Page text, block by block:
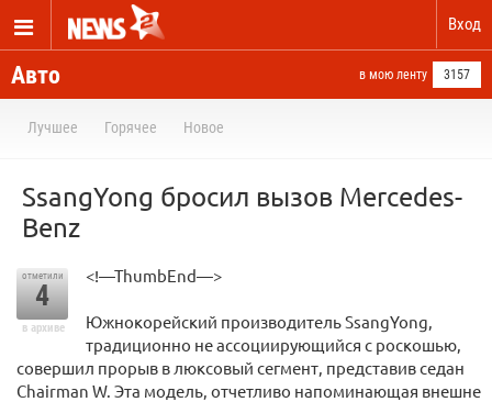
Вход
Авто в мою ленту 3157
Лучшее Горячее Новое
SsangYong бросил вызов Mercedes-
Benz
отметили
4
в архиве
<!—ThumbEnd—>
Южнокорейский производитель SsangYong,
традиционно не ассоциирующийся с роскошью,
совершил прорыв в люксовый сегмент, представив седан
Chairman W. Эта модель, отчетливо напоминающая внешне